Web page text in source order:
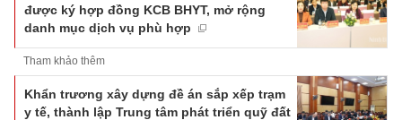
được ký hợp đồng KCB BHYT, mở rộng
danh mục dịch vụ phù hợp
Tham khảo thêm
Khẩn trương xây dựng đề án sắp xếp trạm
y tế, thành lập Trung tâm phát triển quỹ đất